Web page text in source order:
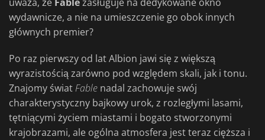
uważa, że Fablezasługuje na dedykowane okno
wydawnicze, a nie na umieszczenie go obok innych
głównych premier?
Po raz pierwszy od lat Albion jawi się z większą
wyrazistością zarówno pod względem skali, jak i tonu.
Znajomy światFable nadal zachowuje swój
charakterystyczny bajkowy urok, z rozległymi lasami,
tętniącymi życiem miastami i bogato stworzonymi
krajobrazami, ale ogólna atmosfera jest teraz cięższa i